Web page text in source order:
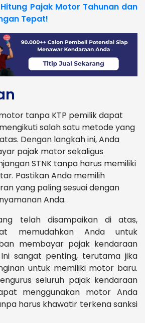
Pajak Motor Tahunan dan
Tepat!
tanpa KTP pemilik dapat
salah satu metode yang
Dengan langkah ini, Anda
pajak motor sekaligus
STNK tanpa harus memiliki
Pastikan Anda memilih
yang paling sesuai dengan
Anda.
telah disampaikan di atas,
memudahkan Anda untuk
membayar pajak kendaraan
sangat penting, terutama jika
untuk memiliki motor baru.
seluruh pajak kendaraan
menggunakan motor Anda
harus khawatir terkena sanksi